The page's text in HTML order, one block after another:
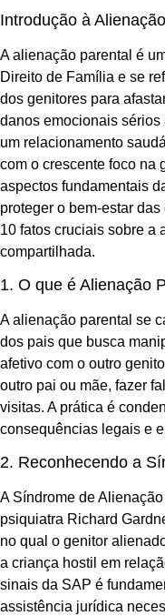
Introdução à
A alienação parental é
Direito de Família e se
dos genitores para
danos emocionais
um relacionamento
com o crescente foco na
aspectos fundamentais
proteger o bem-estar
10 fatos cruciais sobre a
compartilhada.
1. O que é Alienação
A alienação parental se
dos pais que busca
afetivo com o outro
outro pai ou mãe, fazer
visitas. A prática é
consequências legais e
2. Reconhecendo a
A Síndrome de
psiquiatra Richard
no qual o genitor
a criança hostil em
sinais da SAP é
assistência jurídica